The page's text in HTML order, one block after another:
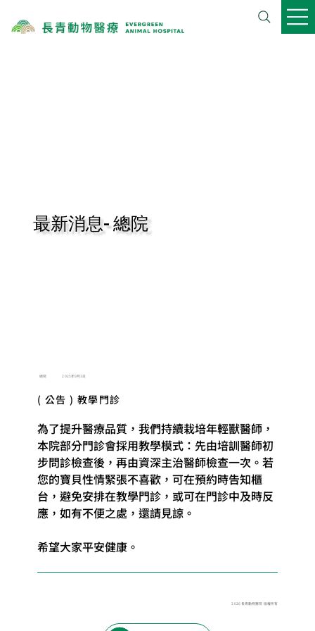
​最新消息-總院
總院 2025年9月3日
( 公告 ) 教學門診
為了提升醫療品質，我們持續栽培年輕獸醫師，
本院部分門診會採用教學模式：先由培訓醫師初
步問診檢查後，再由資深主治醫師檢查一次。若
您的寶貝性情緊張不喜歡，可在預約時告知櫃
台，避免安排在教學門診，或可在門診中及時反
應，如有不便之處，還請見諒。
希望大家平安健康。
2026 長青動物醫院 版權所有